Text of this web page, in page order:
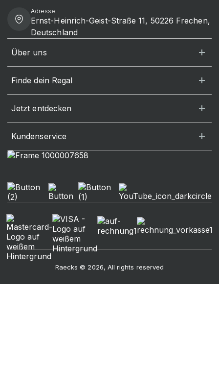
Adresse
Ernst-Heinrich-Geist-Straße 11, 50226 Frechen,
Deutschland
Über uns
Finde dein Regal
Jetzt entdecken
Kundenservice
Raecks © 2026, All rights reserved